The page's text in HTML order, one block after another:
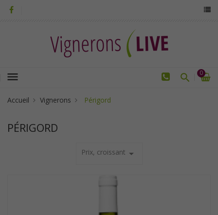
menu 0
Accueil Vignerons Périgord
PÉRIGORD
Prix, croissant arrow_drop_down